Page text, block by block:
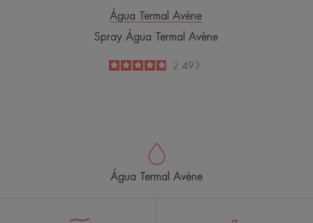
Água Termal Avène
Spray Água Termal Avène
4.8
/
5
2.493
Água Termal Avène